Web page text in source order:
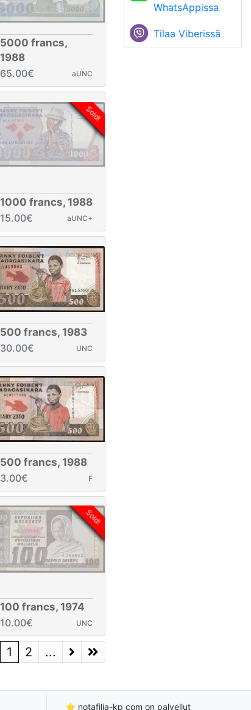
5000 francs,
1988
65.00€
aUNC
Sold!
1000 francs, 1988
15.00€
aUNC+
500 francs, 1983
30.00€
UNC
500 francs, 1988
3.00€
F
Sold!
100 francs, 1974
10.00€
UNC
1 (current)
2 ...
WhatsAppissa
Tilaa Viberissã
⭐ notafilia-kp com on palvellut